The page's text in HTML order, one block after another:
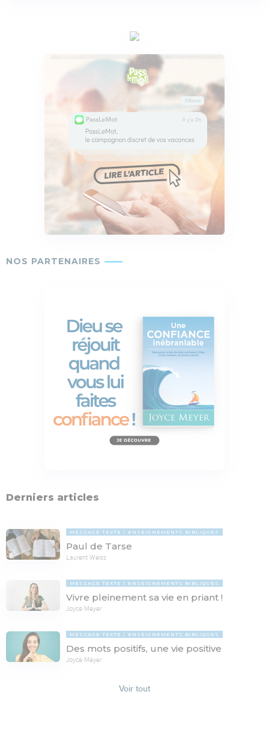
Derniers articles
MESSAGE TEXTE ENSEIGNEMENTS BIBLIQUES
Paul de Tarse
Laurent Weiss
MESSAGE TEXTE ENSEIGNEMENTS BIBLIQUES
Vivre pleinement sa vie en priant !
Joyce Meyer
MESSAGE TEXTE ENSEIGNEMENTS BIBLIQUES
Des mots positifs, une vie positive
Joyce Meyer
Voir tout